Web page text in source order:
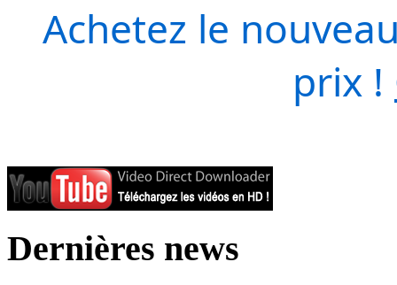
Achetez le
prix !
Dernières news